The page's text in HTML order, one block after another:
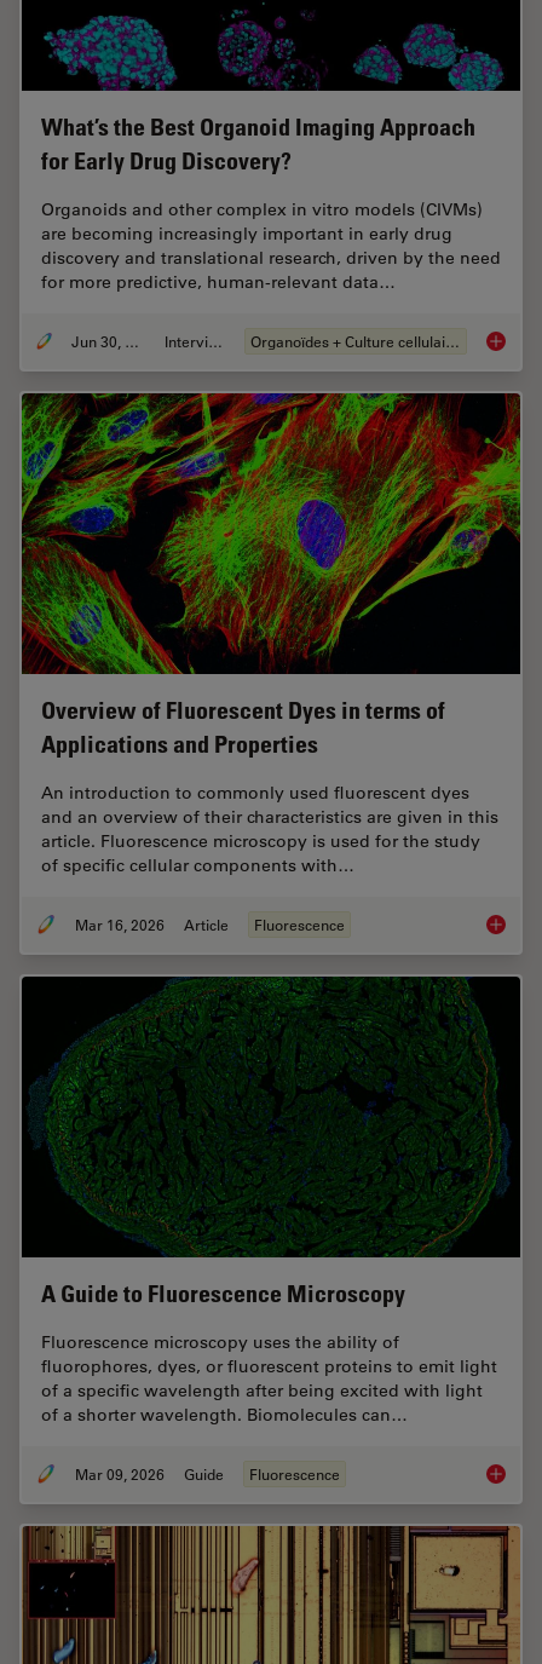
What’s the Best Organoid Imaging Approach
for Early Drug Discovery?
Organoids and other complex in vitro models (CIVMs)
are becoming increasingly important in early drug
discovery and translational research, driven by the need
for more predictive, human-relevant data…
Jun 30, 2026 Interviews Organoïdes + Culture cellulaire en 3D
Overview of Fluorescent Dyes in terms of
Applications and Properties
An introduction to commonly used fluorescent dyes
and an overview of their characteristics are given in this
article. Fluorescence microscopy is used for the study
of specific cellular components with…
Mar 16, 2026 Article Fluorescence
A Guide to Fluorescence Microscopy
Fluorescence microscopy uses the ability of
fluorophores, dyes, or fluorescent proteins to emit light
of a specific wavelength after being excited with light
of a shorter wavelength. Biomolecules can…
Mar 09, 2026 Guide Fluorescence A